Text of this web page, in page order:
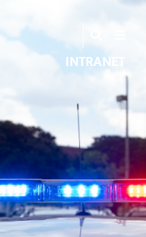
INTRANET